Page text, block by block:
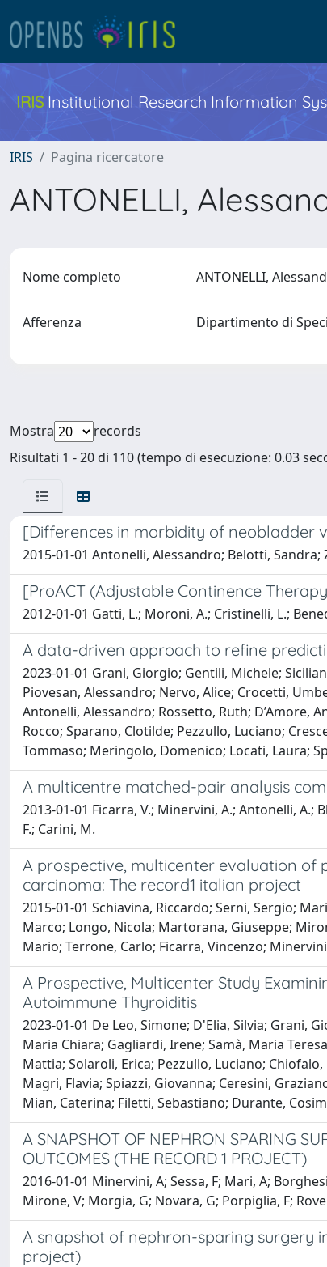
IRIS Institutional Research Information
IRIS Pagina ricercatore
ANTONELLI,
Nome completo ANTONELLI,
Afferenza Dipartimento di
Mostra
records
Risultati 1 - 20 di 110 (tempo di esecuzione: 0.03
[Differences in morbidity of neobladder
2015-01-01 Antonelli, Alessandro; Belotti,
[ProACT (Adjustable Continence
2012-01-01 Gatti, L.; Moroni, A.; Cristinelli, L.;
A data-driven approach to refine
2023-01-01 Grani, Giorgio; Gentili, Michele;
Piovesan, Alessandro; Nervo, Alice; Crocetti,
Antonelli, Alessandro; Rossetto, Ruth; D’Amore,
Rocco; Sparano, Clotilde; Pezzullo, Luciano;
Tommaso; Meringolo, Domenico; Locati, Laura;
A multicentre matched-pair analysis
2013-01-01 Ficarra, V.; Minervini, A.; Antonelli, A.;
F.; Carini, M.
A prospective, multicenter evaluation
carcinoma: The record1 italian project
2015-01-01 Schiavina, Riccardo; Serni, Sergio;
Marco; Longo, Nicola; Martorana, Giuseppe;
Mario; Terrone, Carlo; Ficarra, Vincenzo;
A Prospective, Multicenter Study
Autoimmune Thyroiditis
2023-01-01 De Leo, Simone; D'Elia, Silvia; Grani,
Maria Chiara; Gagliardi, Irene; Samà, Maria
Mattia; Solaroli, Erica; Pezzullo, Luciano;
Magri, Flavia; Spiazzi, Giovanna; Ceresini,
Mian, Caterina; Filetti, Sebastiano; Durante,
A SNAPSHOT OF NEPHRON SPARING
OUTCOMES (THE RECORD 1 PROJECT)
2016-01-01 Minervini, A; Sessa, F; Mari, A;
Mirone, V; Morgia, G; Novara, G; Porpiglia, F;
A snapshot of nephron-sparing surgery
project)